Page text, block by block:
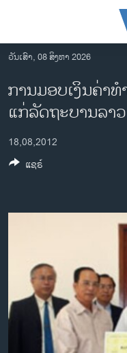
ເຂົ້າ
ຂ້າມ
ຂ້າມ
ໄປ
ຫາ
ລາວ
ອາເມຣິກາ
ການເລືອກຕັ້ງ ປະທານາທີບໍ
ຂ່າວ​ຈີນ
ຊີວິດຊາວລາວ
ຊຸມຊົນຊາວລາວ
ວິທະຍາສາດ-ເທັກໂນໂລຈີ
ທຸລະກິດ
ວັນເສົາ, 08 ສິງຫາ 2026
ການມອບເງິນຄ່າ
ແກ່ລັດຖະບານລາວ
18,08,2012
ແຊຣ໌